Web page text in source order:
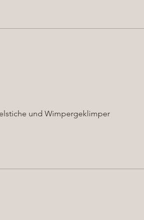
und Wimpergeklimper